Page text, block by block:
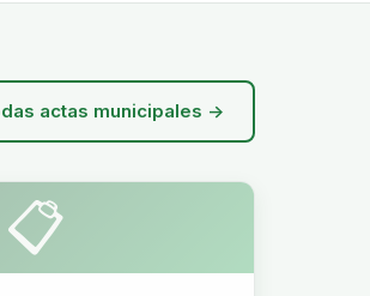
actas municipales →
📋